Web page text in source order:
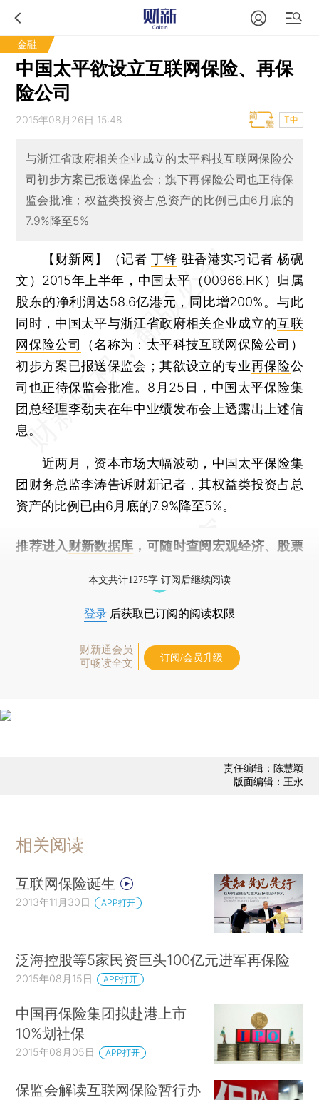
金融
中国太平欲设立互联网保险、再保
险公司
2015年08月26日 15:48 T中
与浙江省政府相关企业成立的太平科技互联网保险公
司初步方案已报送保监会；旗下再保险公司也正待保
监会批准；权益类投资占总资产的比例已由6月底的
7.9%降至5%
【财新网】（记者丁锋 驻香港实习记者 杨砚
文） 2015年上半年， 中国太平 （00966.HK ）归属
股东的净利润达58.6亿港元，同比增200%。与此
同时，中国太平与浙江省政府相关企业成立的互联
网保险公司
（名称为：太平科技互联网保险公司）
初步方案已报送保监会；其欲设立的专业再保险公
司也正待保监会批准。8月25日，中国太平保险集
团总经理李劲夫在年中业绩发布会上透露出上述信
息。
近两月，资本市场大幅波动，中国太平保险集
团财务总监李涛告诉财新记者，其权益类投资占总
资产的比例已由6月底的7.9%降至5%。
推荐进入 财新数据库 ，可随时查阅宏观经济、股票
本文共计1275字 订阅后继续阅读
登录 后获取已订阅的阅读权限
财新通会员
可畅读全文
订阅/会员升级
责任编辑：陈慧颖
版面编辑：王永
相关阅读
互联网保险诞生
2013年11月30日 APP打开
泛海控股等5家民资巨头100亿元进军再保险
2015年08月15日 APP打开
中国再保险集团拟赴港上市
10%划社保
2015年08月05日 APP打开
保监会解读互联网保险暂行办